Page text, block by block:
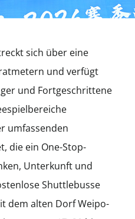
sich über eine
und verfügt
und Fortgeschrittene
umfassenden
die ein One-Stop-
Unterkunft und
Shuttlebusse
dem alten Dorf Weipo-